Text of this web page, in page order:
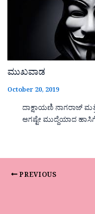
ಮುಖವಾಡ
October 20, 2019
ದಾಕ್ಷಾಯಣಿ ನಾಗರಾಜ್
ಆಗಷ್ಟೇ ಮುದ್ದೆಯಾದ
PREVIOUS